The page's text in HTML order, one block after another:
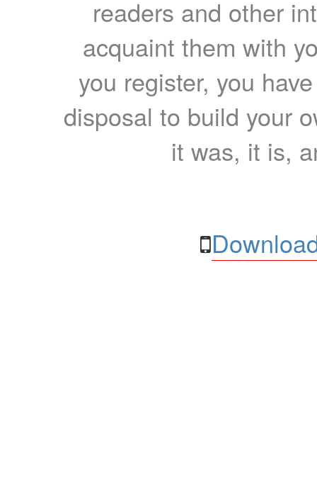
readers and other
acquaint them with
you register, you
disposal to build your
it was, it is,